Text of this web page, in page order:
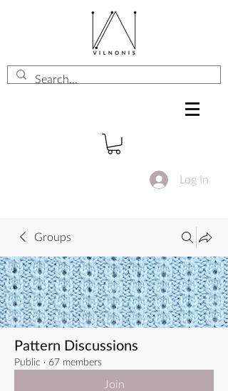
Log In
Groups
Pattern Discussions
Public · 67 members
Join